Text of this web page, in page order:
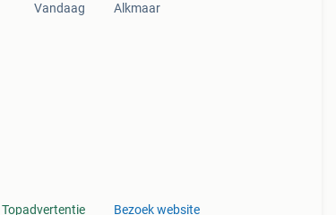
Vandaag
Topadvertentie
Alkmaar
Bezoek website